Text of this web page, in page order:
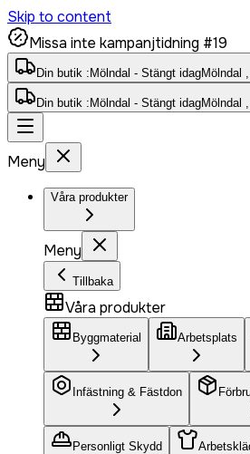
Skip to content
Missa inte kampanjtidning #19
Din butik : Mölndal - Stängt idagMölndal
Din butik : Mölndal - Stängt idagMölndal
Meny
Våra produkter
Meny
Tillbaka
Våra produkter
Byggmaterial Arbetsplats
Infästning & Fästdon
Personligt Skydd